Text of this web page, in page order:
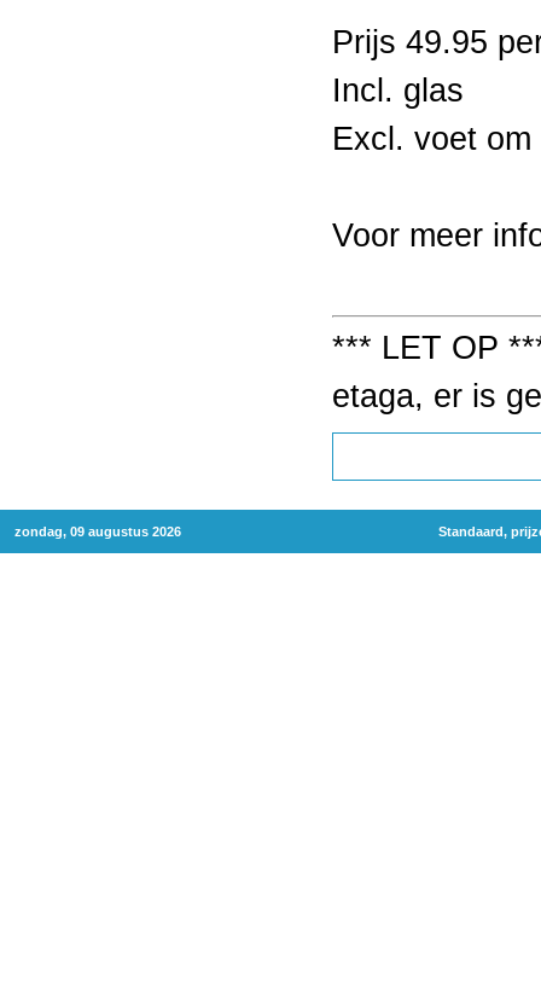
Prijs 49.95
Incl. glas
Excl. voet
Voor meer
*** LET OP
etaga, er is
zondag, 09 augustus 2026 Standaard,